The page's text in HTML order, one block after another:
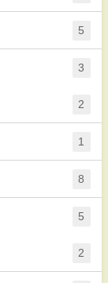
5
3
2
1
8
5
2